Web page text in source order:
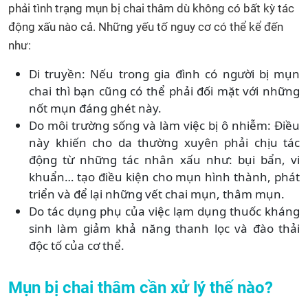
phải tình trạng mụn bị chai thâm dù không có bất kỳ tác
động xấu nào cả. Những yếu tố nguy cơ có thể kể đến
như:
Di truyền: Nếu trong gia đình có người bị mụn
chai thì bạn cũng có thể phải đối mặt với những
nốt mụn đáng ghét này.
Do môi trường sống và làm việc bị ô nhiễm: Điều
này khiến cho da thường xuyên phải chịu tác
động từ những tác nhân xấu như: bụi bẩn, vi
khuẩn… tạo điều kiện cho mụn hình thành, phát
triển và để lại những vết chai mụn, thâm mụn.
Do tác dụng phụ của việc lạm dụng thuốc kháng
sinh làm giảm khả năng thanh lọc và đào thải
độc tố của cơ thể.
Mụn bị chai thâm cần xử lý thế nào?